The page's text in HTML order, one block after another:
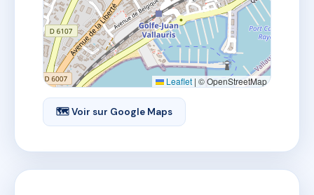
Leaflet | © OpenStreetMap
🗺 Voir sur Google Maps